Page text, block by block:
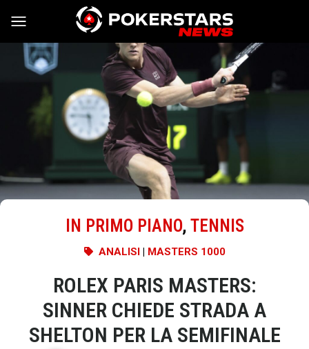
Vai al contenuto
IN PRIMO PIANO, TENNIS
ANALISI| MASTERS 1000
ROLEX PARIS MASTERS:
SINNER CHIEDE STRADA A
SHELTON PER LA SEMIFINALE